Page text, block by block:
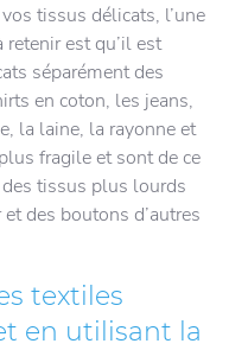
tissus délicats, l’une
est qu’il est
séparément des
en coton, les jeans,
la laine, la rayonne et
fragile et sont de ce
tissus plus lourds
des boutons d’autres
textiles
en utilisant la